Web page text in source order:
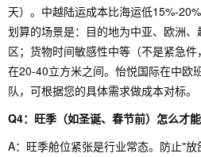
天）。中越陆运成本比海运低15%-
划算的场景是：目的地为中亚、欧洲
区；货物时间敏感性中等（不是紧急
在20-40立方米之间。怡悦国际在中欧
队，可根据您的具体需求做成本对标。
Q4：旺季（如圣诞、春节前）怎么才
A：旺季舱位紧张是行业常态。防止"